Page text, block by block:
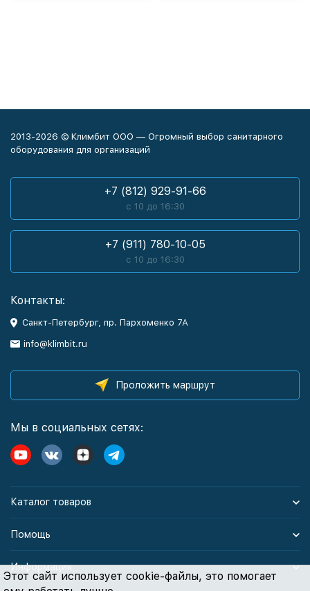
Этот сайт использует cookie-файлы, это помогает
2013-2026 © Климбит ООО — Огромный выбор санитарного
оборудования для организаций
+7 (812) 929-91-66
с 10 до 16:30
+7 (911) 780-10-05
с 10 до 16:30
Контакты:
Санкт-Петербург, пр. Пархоменко 7А
info@klimbit.ru
Проложить маршрут
Мы в социальных сетях:
Каталог товаров
Помощь
Информация